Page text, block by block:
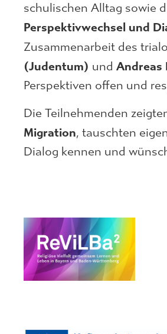
schulischen Alltag sowie
Perspektivwechsel und
Zusammenarbeit des
(Judentum) und Andreas
Perspektiven offen und
Die Teilnehmenden
Migration, tauschten
Dialog kennen und